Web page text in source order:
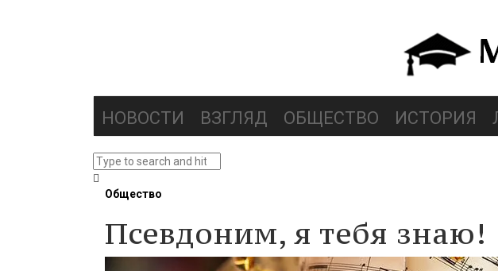
НОВОСТИ ВЗГЛЯД ОБЩЕСТВО ИСТОРИЯ
Общество
Псевдоним, я тебя знаю!